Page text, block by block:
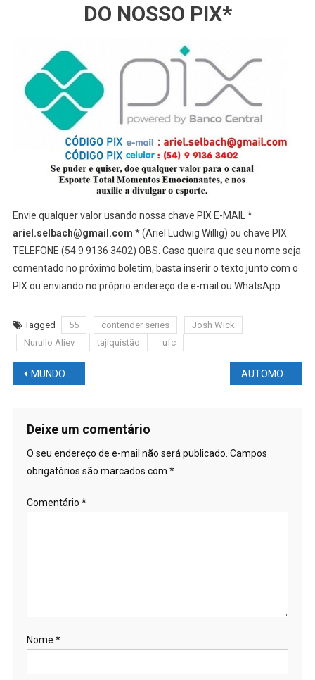
DO NOSSO PIX*
Envie qualquer valor usando nossa chave PIX E-MAIL *
ariel.selbach@gmail.com * (Ariel Ludwig Willig) ou chave PIX
TELEFONE (54 9 9136 3402) OBS. Caso queira que seu nome seja
comentado no próximo boletim, basta inserir o texto junto com o
PIX ou enviando no próprio endereço de e-mail ou WhatsApp
Tagged 55 contender series
Josh Wick
Nurullo Aliev
tajiquistão ufc
Navegação
Post
MUNDO DAS LUTAS – UFC: Nate Diaz diz que perdeu a conta de quanto dinheiro lhe foi oferecido para permanecer no UFC 279
Deixe um comentário
O seu endereço de e-mail não será publicado. Campos
obrigatórios são marcados com *
Comentário *
Nome *